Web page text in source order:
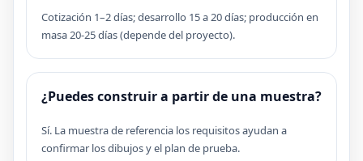
Cotización 1–2 días; desarrollo 15 a 20 días; producción en
masa 20-25 días (depende del proyecto).
¿Puedes construir a partir de una muestra?
Sí. La muestra de referencia los requisitos ayudan a
confirmar los dibujos y el plan de prueba.